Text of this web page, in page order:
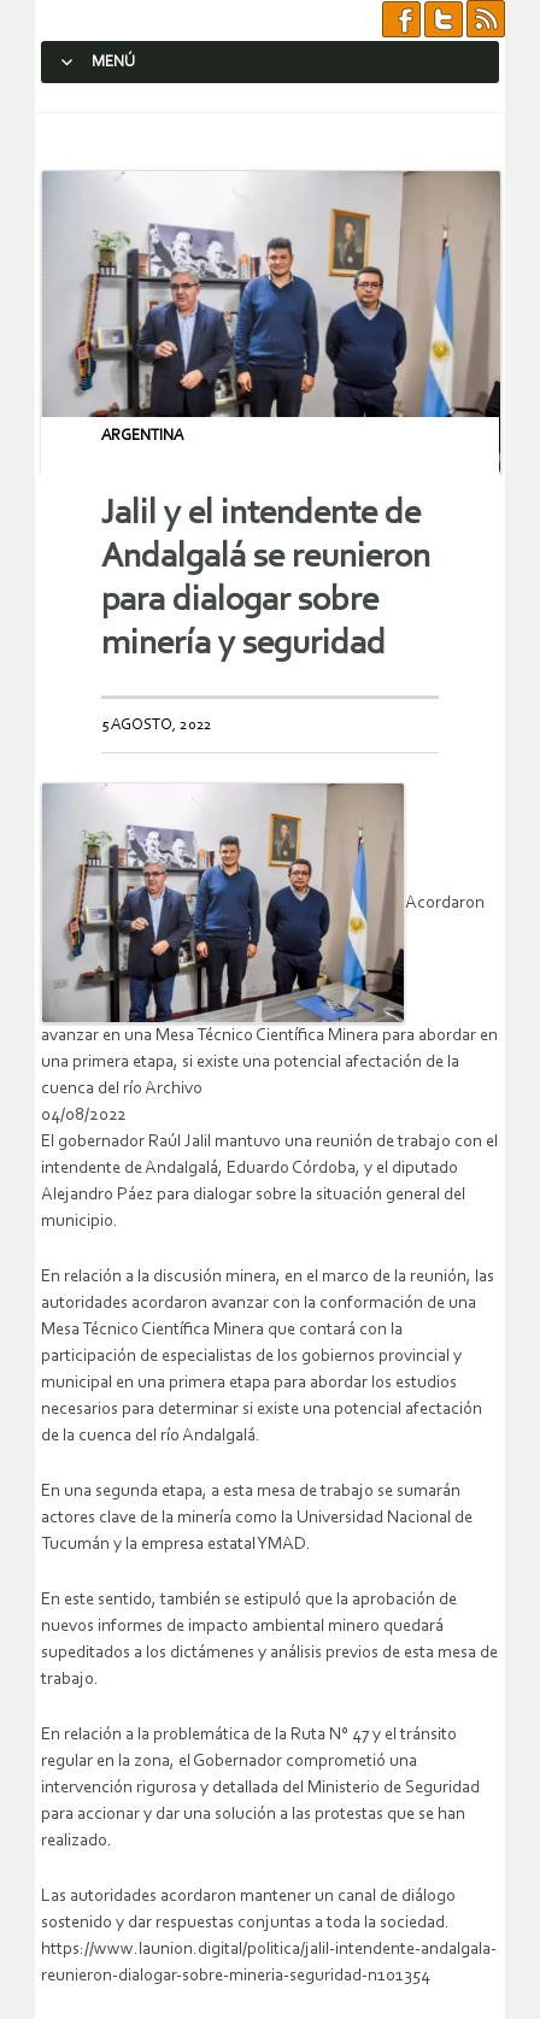
MENÚ
ARGENTINA
Jalil y el intendente de
Andalgalá se reunieron
para dialogar sobre
minería y seguridad
5 AGOSTO, 2022
Acordaron
avanzar en una Mesa Técnico Científica Minera para abordar en
una primera etapa, si existe una potencial afectación de la
cuenca del río Archivo
04/08/2022
El gobernador Raúl Jalil mantuvo una reunión de trabajo con el
intendente de Andalgalá, Eduardo Córdoba, y el diputado
Alejandro Páez para dialogar sobre la situación general del
municipio.
En relación a la discusión minera, en el marco de la reunión, las
autoridades acordaron avanzar con la conformación de una
Mesa Técnico Científica Minera que contará con la
participación de especialistas de los gobiernos provincial y
municipal en una primera etapa para abordar los estudios
necesarios para determinar si existe una potencial afectación
de la cuenca del río Andalgalá.
En una segunda etapa, a esta mesa de trabajo se sumarán
actores clave de la minería como la Universidad Nacional de
Tucumán y la empresa estatal YMAD.
En este sentido, también se estipuló que la aprobación de
nuevos informes de impacto ambiental minero quedará
supeditados a los dictámenes y análisis previos de esta mesa de
trabajo.
En relación a la problemática de la Ruta N° 47 y el tránsito
regular en la zona, el Gobernador comprometió una
intervención rigurosa y detallada del Ministerio de Seguridad
para accionar y dar una solución a las protestas que se han
realizado.
Las autoridades acordaron mantener un canal de diálogo
sostenido y dar respuestas conjuntas a toda la sociedad.
https://www.launion.digital/politica/jalil-intendente-andalgala-
reunieron-dialogar-sobre-mineria-seguridad-n101354